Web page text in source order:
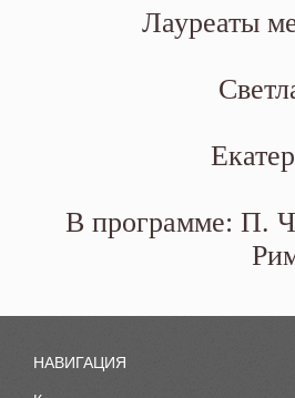
Лауреаты
В программе: П.
НАВИГАЦИЯ